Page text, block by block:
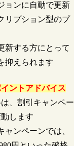
ョンに自動で更新
リプション型のプ
新する方にとって
抑えられます
ントアドバイス
、割引キャンペー
します
ャンペーンでは、